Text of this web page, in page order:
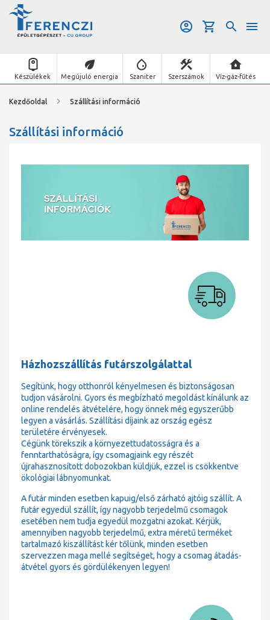
Készülékek Megújuló energia Szaniter Szerszámok Víz-gáz-fűtés
Kezdőoldal Szállítási információ
Szállítási információ
Házhozszállítás futárszolgálattal
Segítünk, hogy otthonról kényelmesen és biztonságosan
tudjon vásárolni. Gyors és megbízható megoldást kínálunk az
online rendelés átvételére, hogy önnek még egyszerűbb
legyen a vásárlás. Szállítási díjaink az ország egész
területére érvényesek.
Cégünk törekszik a környezettudatosságra és a
fenntarthatóságra, így csomagjaink egy részét
újrahasznosított dobozokban küldjük, ezzel is csökkentve
ökológiai lábnyomunkat.
A futár minden esetben kapuig/első zárható ajtóig szállít. A
futár egyedül szállít, így nagyobb terjedelmű csomagok
esetében nem tudja egyedül mozgatni azokat. Kérjük,
amennyiben nagyobb terjedelmű, extra méretű terméket
tartalmazó kiszállítást kér tőlünk, minden esetben
szervezzen maga mellé segítséget, hogy a csomag átadás-
átvétel gyors és gördülékenyen legyen!